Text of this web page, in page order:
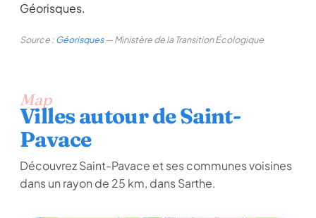
Géorisques.
Source :Géorisques— Ministère de la Transition Écologique
Map
Villes autour de Saint-
Pavace
Découvrez Saint-Pavace et ses communes voisines
dans un rayon de 25 km, dans Sarthe.